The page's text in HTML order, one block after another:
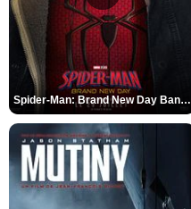
Spider-Man: Brand New Day Bande-annonce VO STFR